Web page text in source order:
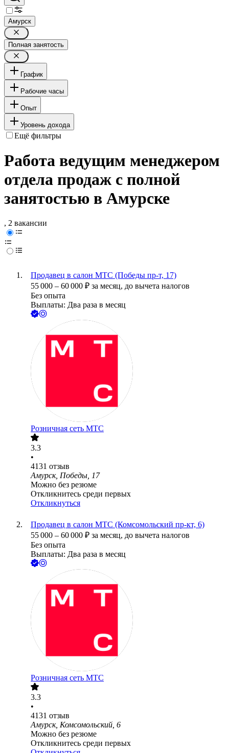
Амурск
Полная занятость
График
Рабочие часы
Опыт
Уровень дохода
Ещё фильтры
Работа ведущим менеджером
отдела продаж с полной
занятостью в Амурске
, 2 вакансии
Продавец в салон МТС (Победы пр-т, 17)
55 000 – 60 000 ₽ за месяц, до вычета налогов
Без опыта
Выплаты: Два раза в месяц
Розничная сеть МТС
3.3
•
4131 отзыв
Амурск, Победы, 17
Можно без резюме
Откликнитесь среди первых
Откликнуться
Продавец в салон МТС (Комсомольский пр-кт, 6)
55 000 – 60 000 ₽ за месяц, до вычета налогов
Без опыта
Выплаты: Два раза в месяц
Розничная сеть МТС
3.3
•
4131 отзыв
Амурск, Комсомольский, 6
Можно без резюме
Откликнитесь среди первых